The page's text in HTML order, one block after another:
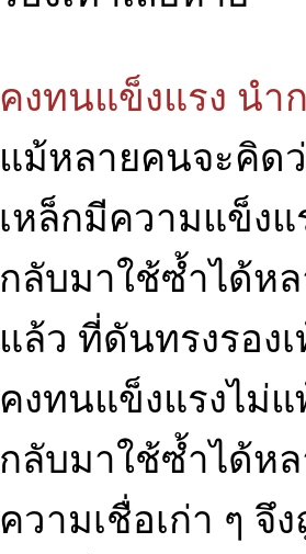
คงทนแข็งแรง นำ
แม้หลายคนจะคิด
เหล็กมีความแข็ง
กลับมาใช้ซ้ำได้ห
แล้ว ที่ดันทรงรอง
คงทนแข็งแรงไม่
กลับมาใช้ซ้ำได้ห
ความเชื่อเก่า ๆ